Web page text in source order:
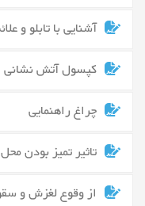
آشنایی با تابلو و
کپسول آتش نشانی
چراغ راهنمایی
تاثیر تمیز بودن
از وقوع لغزش و